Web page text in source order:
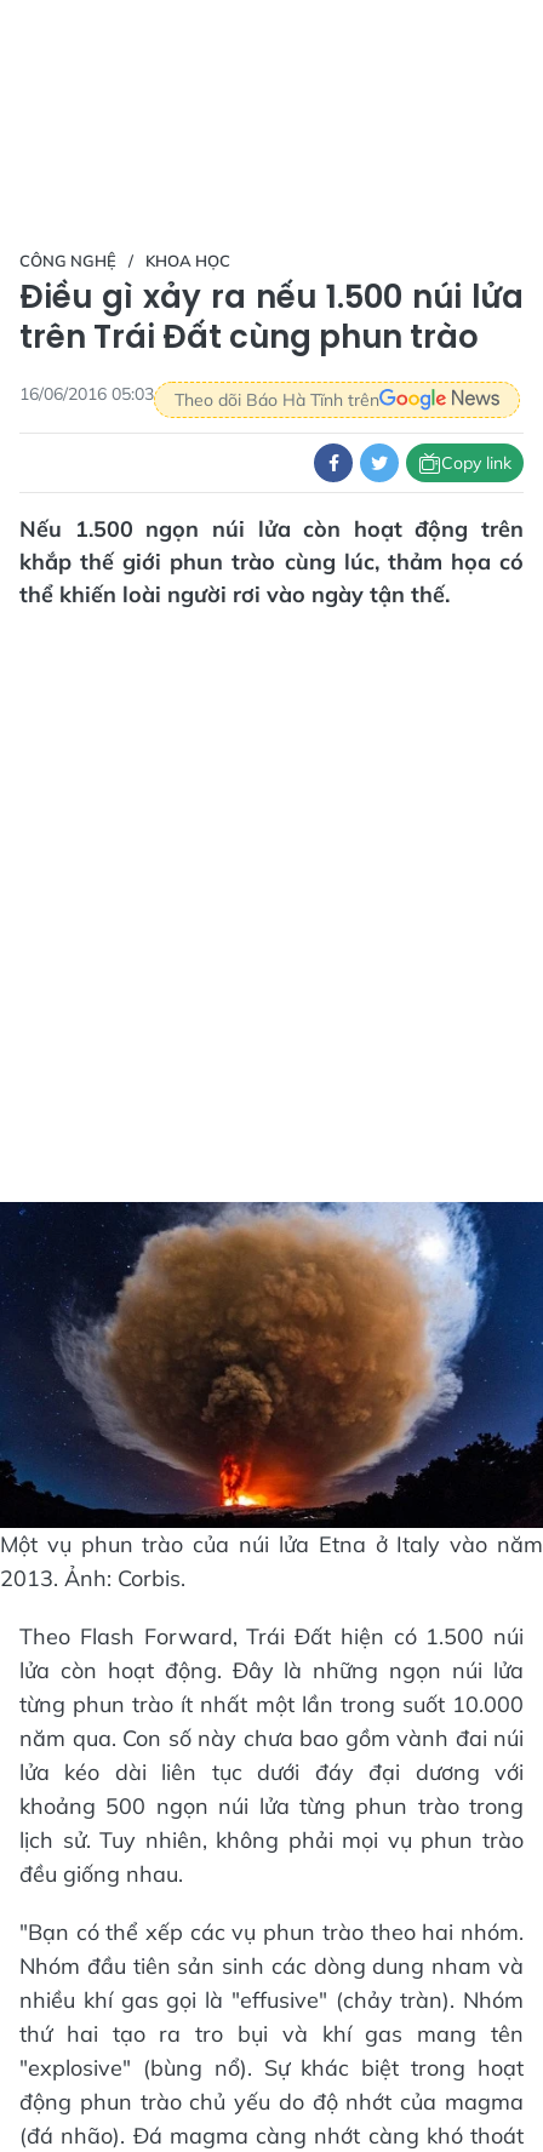
CÔNG NGHỆ KHOA HỌC
Điều gì xảy ra nếu 1.500 núi lửa
trên Trái Đất cùng phun trào
16/06/2016 05:03 Theo dõi Báo Hà Tĩnh trên
Copy link
Nếu 1.500 ngọn núi lửa còn hoạt động trên
khắp thế giới phun trào cùng lúc, thảm họa có
thể khiến loài người rơi vào ngày tận thế.
Một vụ phun trào của núi lửa Etna ở Italy vào năm
2013. Ảnh: Corbis.
Theo Flash Forward, Trái Đất hiện có 1.500 núi
lửa còn hoạt động. Đây là những ngọn núi lửa
từng phun trào ít nhất một lần trong suốt 10.000
năm qua. Con số này chưa bao gồm vành đai núi
lửa kéo dài liên tục dưới đáy đại dương với
khoảng 500 ngọn núi lửa từng phun trào trong
lịch sử. Tuy nhiên, không phải mọi vụ phun trào
đều giống nhau.
"Bạn có thể xếp các vụ phun trào theo hai nhóm.
Nhóm đầu tiên sản sinh các dòng dung nham và
nhiều khí gas gọi là "effusive" (chảy tràn). Nhóm
thứ hai tạo ra tro bụi và khí gas mang tên
"explosive" (bùng nổ). Sự khác biệt trong hoạt
động phun trào chủ yếu do độ nhớt của magma
(đá nhão). Đá magma càng nhớt càng khó thoát